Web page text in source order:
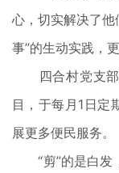
心，切实解决了他
事”的生动实践，
四合村党支部
目，于每月1日定
展更多便民服务。
“剪”的是白发